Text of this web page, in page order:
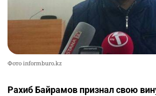
Фото informburo.kz
Рахиб Байрамов признал свою